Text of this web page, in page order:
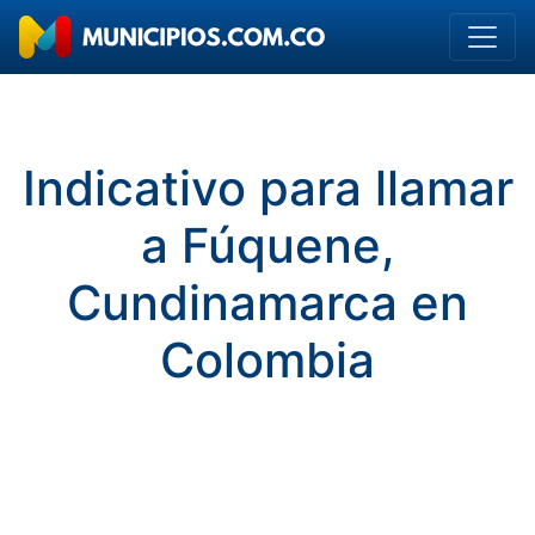
Indicativo para llamar
a Fúquene,
Cundinamarca en
Colombia